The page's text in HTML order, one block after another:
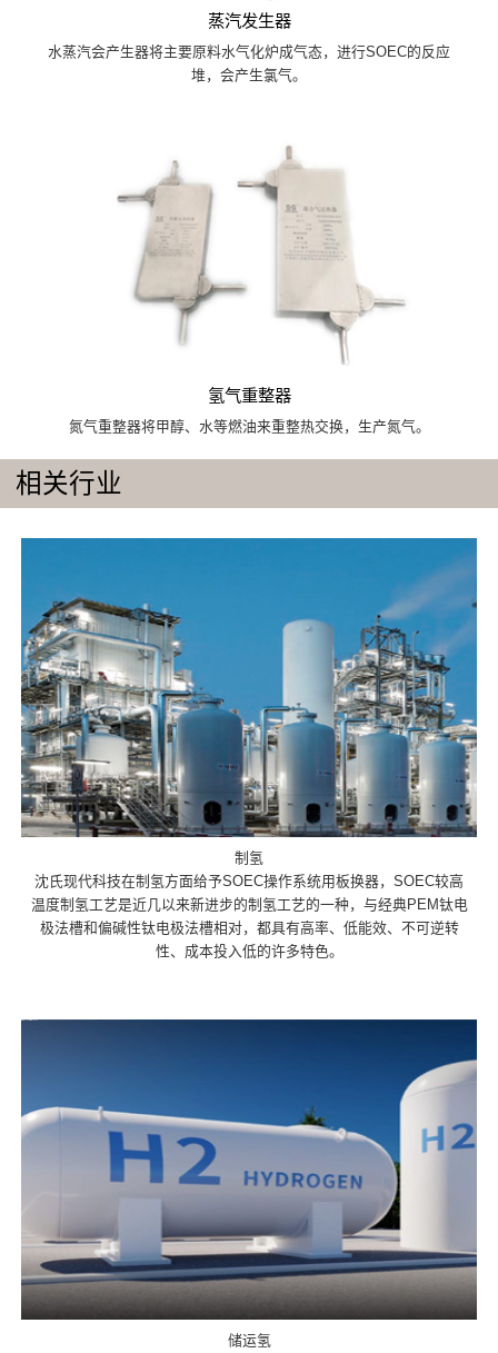
蒸汽发生器
水蒸汽会产生器将主要原料水气化炉成气态，进行SOEC的反应
堆，会产生氯气。
氢气重整器
氮气重整器将甲醇、水等燃油来重整热交换，生产氮气。
相关行业
制氢
沈氏现代科技在制氢方面给予SOEC操作系统用板换器，SOEC较高
温度制氢工艺是近几以来新进步的制氢工艺的一种，与经典PEM钛电
极法槽和偏碱性钛电极法槽相对，都具有高率、低能效、不可逆转
性、成本投入低的许多特色。
储运氢